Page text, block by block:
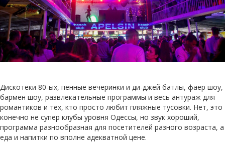
Дискотеки 80-ых, пенные вечеринки и ди-джей батлы, фаер шоу,
бармен шоу, развлекательные программы и весь антураж для
романтиков и тех, кто просто любит пляжные тусовки. Нет, это
конечно не супер клубы уровня Одессы, но звук хороший,
программа разнообразная для посетителей разного возраста, а
еда и напитки по вполне адекватной цене.